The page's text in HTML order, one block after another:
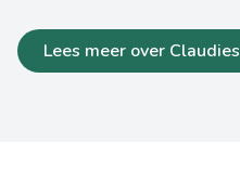
Lees meer over Claudies